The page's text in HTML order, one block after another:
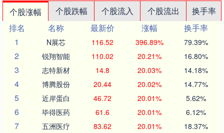
个股涨幅 个股跌幅 个股流入 个股流出
换手率
排名
名称 最新价 涨幅
换手率
1
N展芯 116.52 396.89% 79.39%
2 锐翔智能 110.02 20.21% 16.80%
3 志特新材 14.8 20.03% 14.18%
4 博腾股份 20.44 20.02% 14.77%
5 近岸蛋白 46.72 20.01% 5.62%
6 毕得医药 61.6 20.01% 6.12%
7 五洲医疗 83.62 20.01% 18.37%